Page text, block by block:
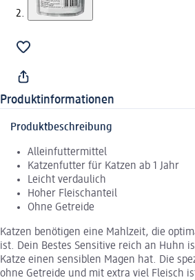
Produktinformationen
Produktbeschreibung
Alleinfuttermittel
Katzenfutter für Katzen ab 1 Jahr
Leicht verdaulich
Hoher Fleischanteil
Ohne Getreide
Katzen benötigen eine Mahlzeit, die
ist. Dein Bestes Sensitive reich an Huhn
Katze einen sensiblen Magen hat. Die
ohne Getreide und mit extra viel Fleisch